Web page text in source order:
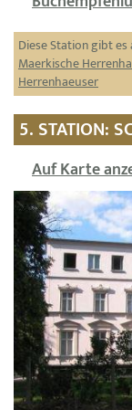
Diese Station gibt
Maerkische
Herrenhaeuser
5. STATION:
Auf Karte